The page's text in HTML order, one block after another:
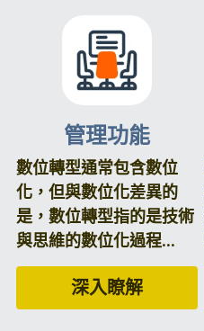
管理功能
數位轉型通常包含數位
化，但與數位化差異的
是，數位轉型指的是技術
與思維的數位化過程...
深入瞭解